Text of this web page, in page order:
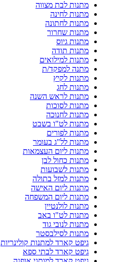
מתנות לבת מצווה
מתנות לחינה
מתנות לחתונה
מתנות שחרור
מתנות גיוס
מתנות תודה
מתנות למילואים
מתנה למפקד/ת
מתנות לקיץ
מתנות לחג
מתנות לראש השנה
מתנות לסוכות
מתנות לחנוכה
מתנות לט"ו בשבט
מתנות לפורים
מתנות לל"ג בעומר
מתנות ליום העצמאות
מתנות כחול לבן
מתנות לשבועות
מתנות למזל בתולה
מתנות ליום האישה
מתנות ליום המשפחה
מתנות לולנטיין
מתנות לט"ו באב
מתנות לנובי גוד
מתנות לסילבסטר
גיפט קארד למתנות קולינריות
גיפט קארד לבתי ספא